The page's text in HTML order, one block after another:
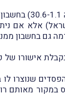
עוד צוין בהנחיות, כי
אלא אם
גם בחשבון
אישורו
שנוצרו
במקור מאותם